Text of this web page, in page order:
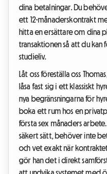
dina betalningar. Du
ett 12-månaderskontrakt
hitta en ersättare om dina
transaktionen så att du kan
studieliv.
Låt oss föreställa oss
låsa fast sig i ett klassiskt
nya begränsningarna för
boka ett rum hos en
första sex månaders
säkert sätt, behöver inte
och vet exakt när
gör han det i direkt